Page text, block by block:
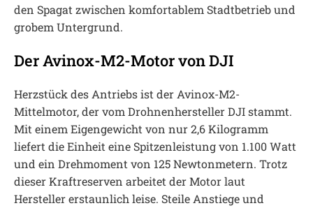
den Spagat zwischen komfortablem Stadtbetrieb und
grobem Untergrund.
Der Avinox-M2-Motor von DJI
Herzstück des Antriebs ist der Avinox-M2-
Mittelmotor, der vom Drohnenhersteller DJI stammt.
Mit einem Eigengewicht von nur 2,6 Kilogramm
liefert die Einheit eine Spitzenleistung von 1.100 Watt
und ein Drehmoment von 125 Newtonmetern. Trotz
dieser Kraftreserven arbeitet der Motor laut
Hersteller erstaunlich leise. Steile Anstiege und